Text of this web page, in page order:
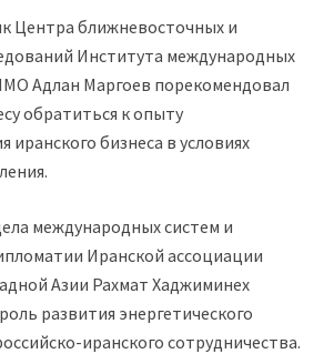
Центра ближневосточных и
Института международных
Адлан Маргоев порекомендовал
обратиться к опыту
бизнеса в условиях
международных систем и
Иранской ассоциации
Азии Рахмат Хаджиминех
развития энергетического
иранского сотрудничества.